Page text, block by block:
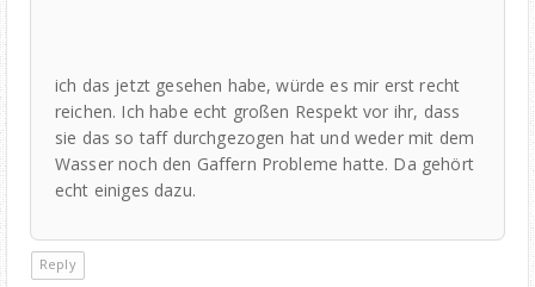
ich das jetzt gesehen habe, würde es mir erst recht
reichen. Ich habe echt großen Respekt vor ihr, dass
sie das so taff durchgezogen hat und weder mit dem
Wasser noch den Gaffern Probleme hatte. Da gehört
echt einiges dazu.
Reply